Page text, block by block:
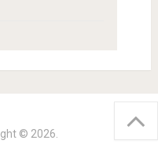
© 2026.